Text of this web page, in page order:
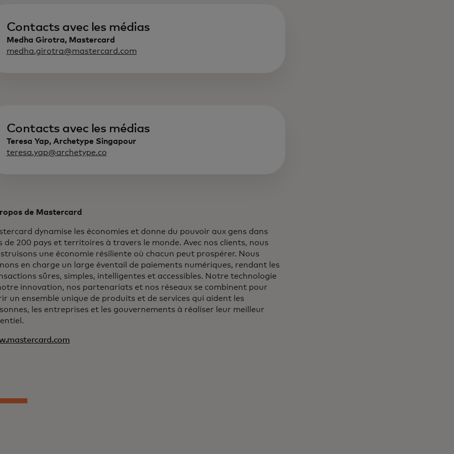
Contacts avec les médias
Medha Girotra, Mastercard
medha.girotra@mastercard.com
Contacts avec les médias
Teresa Yap, Archetype Singapour
teresa.yap@archetype.co
de Mastercard
dynamise les économies et donne du pouvoir aux gens dans
de 200 pays et territoires à travers le monde. Avec nos clients, nous
une économie résiliente où chacun peut prospérer. Nous
en charge un large éventail de paiements numériques, rendant les
sûres, simples, intelligentes et accessibles. Notre technologie
innovation, nos partenariats et nos réseaux se combinent pour
un ensemble unique de produits et de services qui aident les
les entreprises et les gouvernements à réaliser leur meilleur